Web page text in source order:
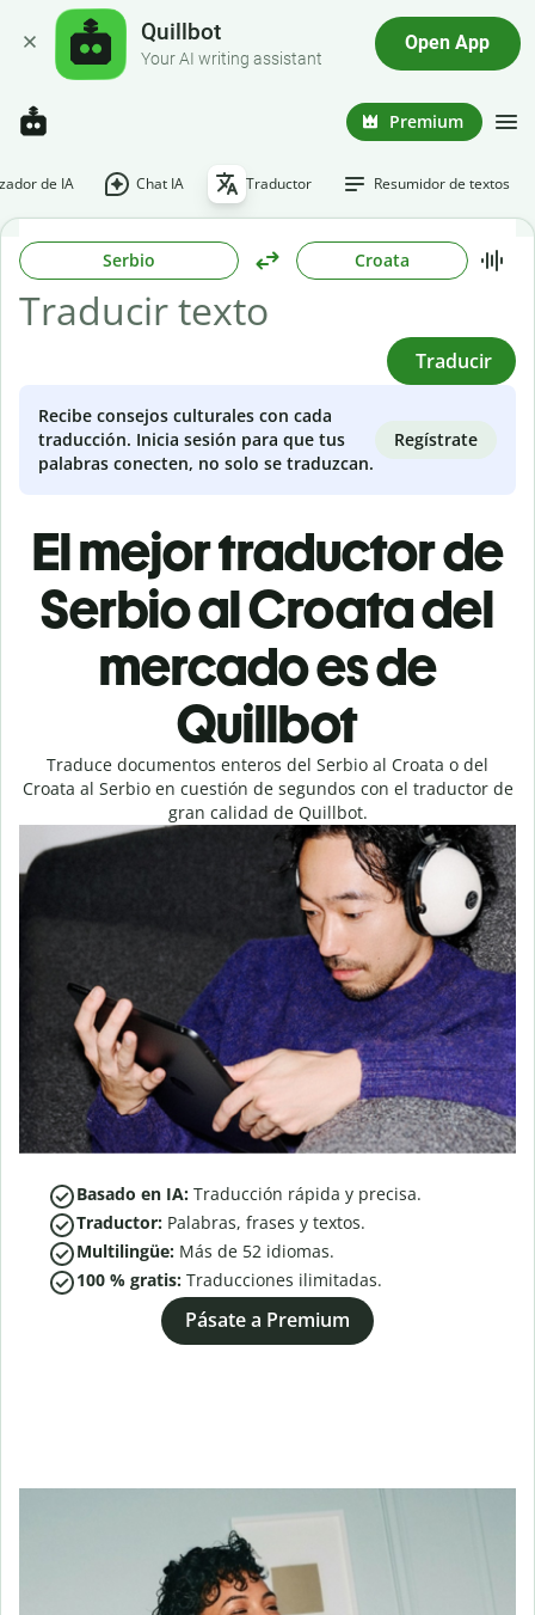
Quillbot
Your AI writing assistant
Open App
Premium
de IA Chat IA Traductor Resumidor de textos
Serbio Croata
Traducir
Recibe consejos culturales con cada
traducción. Inicia sesión para que tus
palabras conecten, no solo se traduzcan.
Regístrate
El mejor traductor de
Serbio al Croata del
mercado es de
Quillbot
Traduce documentos enteros del Serbio al Croata o del
Croata al Serbio en cuestión de segundos con el traductor de
gran calidad de Quillbot.
Basado en IA: Traducción rápida y precisa.
Traductor: Palabras, frases y textos.
Multilingüe: Más de 52 idiomas.
100 % gratis: Traducciones ilimitadas.
Pásate a Premium